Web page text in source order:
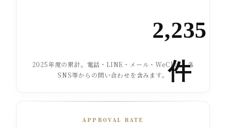
2,235
件
2025年度の累計。電話・LINE・メール・WeChat・各
SNS等からの問い合わせを含みます。
APPROVAL RATE